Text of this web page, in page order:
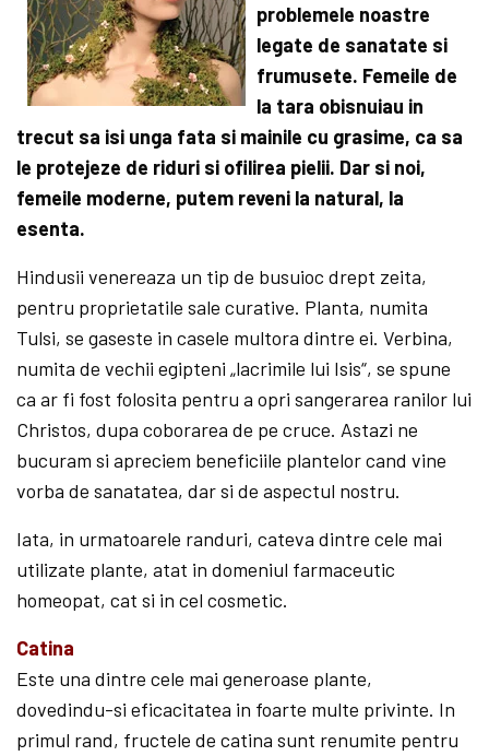
problemele noastre
legate de sanatate si
frumusete. Femeile de
la tara obisnuiau in
trecut sa isi unga fata si mainile cu grasime, ca sa
le protejeze de riduri si ofilirea pielii. Dar si noi,
femeile moderne, putem reveni la natural, la
esenta.
Hindusii venereaza un tip de busuioc drept zeita,
pentru proprietatile sale curative. Planta, numita
Tulsi, se gaseste in casele multora dintre ei. Verbina,
numita de vechii egipteni „lacrimile lui Isis“, se spune
ca ar fi fost folosita pentru a opri sangerarea ranilor lui
Christos, dupa coborarea de pe cruce. Astazi ne
bucuram si apreciem beneficiile plantelor cand vine
vorba de sanatatea, dar si de aspectul nostru.
Iata, in urmatoarele randuri, cateva dintre cele mai
utilizate plante, atat in domeniul farmaceutic
homeopat, cat si in cel cosmetic.
Catina
Este una dintre cele mai generoase plante,
dovedindu-si eficacitatea in foarte multe privinte. In
primul rand, fructele de catina sunt renumite pentru